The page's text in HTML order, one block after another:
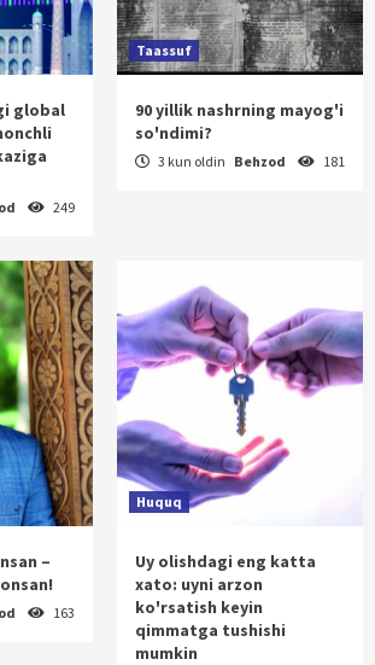
global
249
Taassuf
90 yillik nashrning mayog'i
so'ndimi?
3 kun oldin Behzod 181
–
163
Huquq
Uy olishdagi eng katta
xato: uyni arzon
ko'rsatish keyin
qimmatga tushishi
mumkin